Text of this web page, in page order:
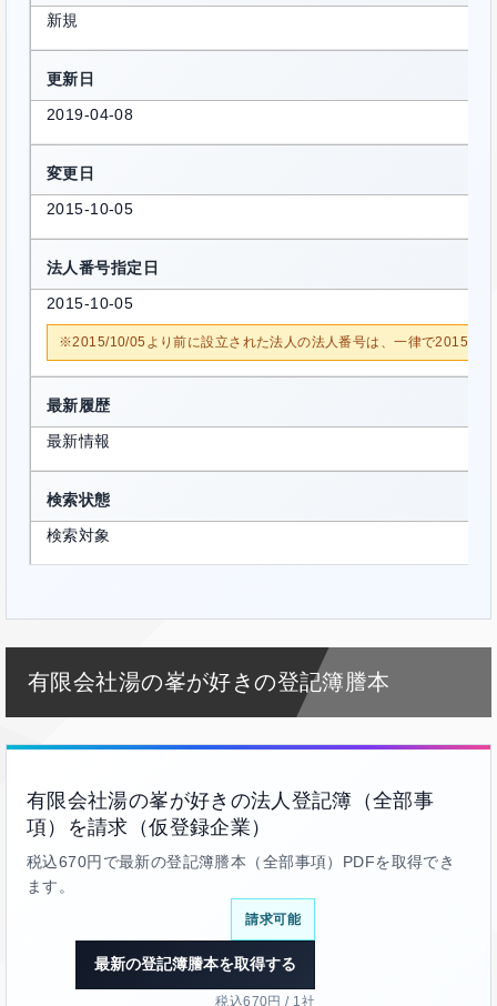
新規
更新日
2019-04-08
変更日
2015-10-05
法人番号指定日
2015-10-05
※2015/10/05より前に設立された法人の法人番号は、一律で2015/10/
最新履歴
最新情報
検索状態
検索対象
有限会社湯の峯が好きの登記簿謄本
有限会社湯の峯が好きの法人登記簿（全部事
項）を請求（仮登録企業）
税込670円で最新の登記簿謄本（全部事項）PDFを取得でき
ます。
請求可能
最新の登記簿謄本を取得する
税込670円 / 1社